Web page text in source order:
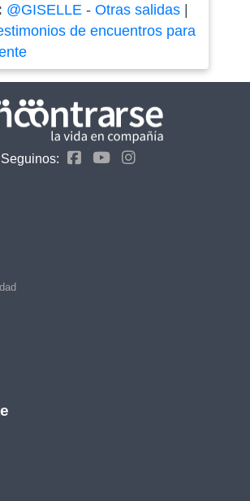
@GISELLE - Otras salidas|
de encuentros para
Seguinos: